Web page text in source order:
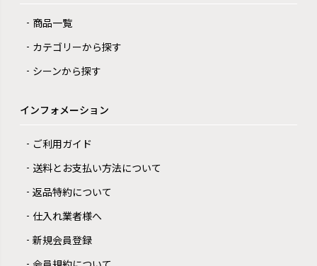
商品一覧
カテゴリーから探す
シーンから探す
インフォメーション
ご利用ガイド
送料とお支払い方法について
返品特約について
仕入れ業者様へ
新規会員登録